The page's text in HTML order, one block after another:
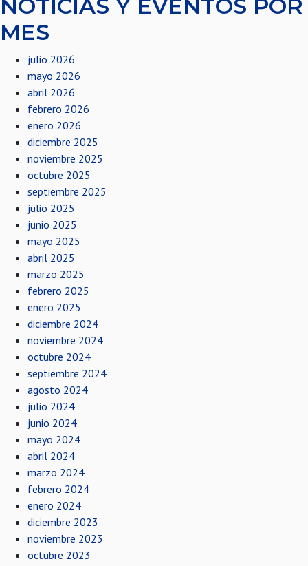
NOTICIAS Y EVENTOS POR
MES
julio 2026
mayo 2026
abril 2026
febrero 2026
enero 2026
diciembre 2025
noviembre 2025
octubre 2025
septiembre 2025
julio 2025
junio 2025
mayo 2025
abril 2025
marzo 2025
febrero 2025
enero 2025
diciembre 2024
noviembre 2024
octubre 2024
septiembre 2024
agosto 2024
julio 2024
junio 2024
mayo 2024
abril 2024
marzo 2024
febrero 2024
enero 2024
diciembre 2023
noviembre 2023
octubre 2023